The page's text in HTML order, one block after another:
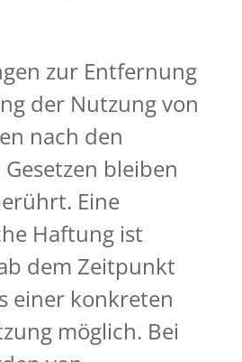
zur Entfernung
der Nutzung von
nach den
bleiben
Eine
Haftung ist
dem Zeitpunkt
einer konkreten
möglich. Bei